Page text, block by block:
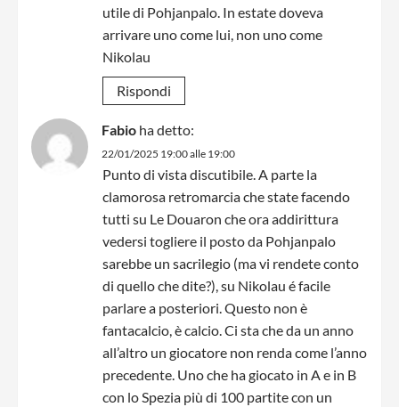
utile di Pohjanpalo. In estate doveva
arrivare uno come lui, non uno come
Nikolau
Rispondi
Fabio ha detto:
22/01/2025 19:00 alle 19:00
Punto di vista discutibile. A parte la
clamorosa retromarcia che state facendo
tutti su Le Douaron che ora addirittura
vedersi togliere il posto da Pohjanpalo
sarebbe un sacrilegio (ma vi rendete conto
di quello che dite?), su Nikolau é facile
parlare a posteriori. Questo non è
fantacalcio, è calcio. Ci sta che da un anno
all’altro un giocatore non renda come l’anno
precedente. Uno che ha giocato in A e in B
con lo Spezia più di 100 partite con un